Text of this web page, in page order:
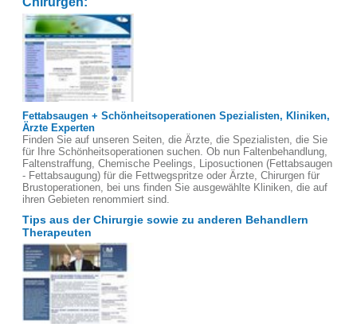
Fettabsaugen + Schönheitsoperationen Spezialisten, Kliniken,
Ärzte Experten
Finden Sie auf unseren Seiten, die Ärzte, die Spezialisten, die Sie
für Ihre Schönheitsoperationen suchen. Ob nun Faltenbehandlung,
Faltenstraffung, Chemische Peelings, Liposuctionen (Fettabsaugen
- Fettabsaugung) für die Fettwegspritze oder Ärzte, Chirurgen für
Brustoperationen, bei uns finden Sie ausgewählte Kliniken, die auf
ihren Gebieten renommiert sind.
Tips aus der Chirurgie sowie zu anderen Behandlern
Therapeuten